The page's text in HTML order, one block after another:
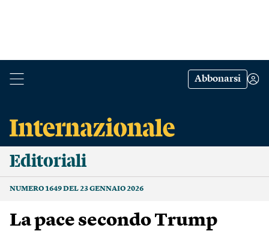
Abbonarsi
Editoriali
NUMERO 1649 DEL 23 GENNAIO 2026
La pace secondo Trump